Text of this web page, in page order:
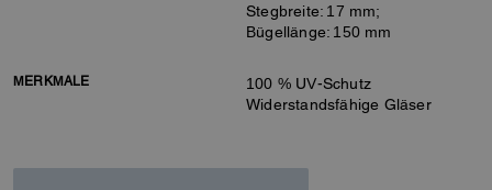
Stegbreite: 17 mm;
Bügellänge: 150 mm
MERKMALE
100 % UV-Schutz
Widerstandsfähige Gläser